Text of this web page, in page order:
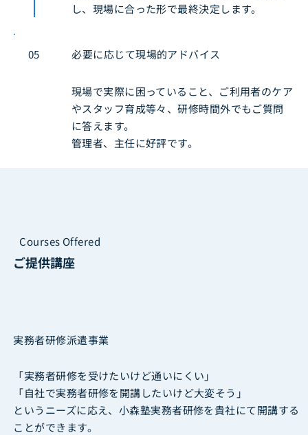
し、現場に合った形で最終決定します。
05 必要に応じて現場的アドバイス
現場で実際に困っていること、ご利用者のケア
やスタッフ育成等々、研修時間外でもご質問
に答えます。
管理者、主任に好評です。
Courses Offered
ご提供講座
実務者研修派遣事業
「実務者研修を受けたいけど通いにくい」
「自社で実務者研修を開講したいけど大変そう」
というニーズに応え、小森塾実務者研修を貴社にて開講する
ことができます。